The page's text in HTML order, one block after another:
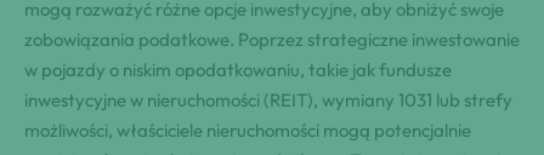
mogą rozważyć różne opcje inwestycyjne, aby obniżyć swoje
zobowiązania podatkowe. Poprzez strategiczne inwestowanie
w pojazdy o niskim opodatkowaniu, takie jak fundusze
inwestycyjne w nieruchomości (REIT), wymiany 1031 lub strefy
możliwości, właściciele nieruchomości mogą potencjalnie